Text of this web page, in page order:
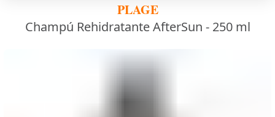
PLAGE
Champú Rehidratante AfterSun - 250 ml